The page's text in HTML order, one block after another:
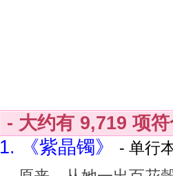
- 大约有 9,719 项
1. 《紫晶镯》
- 单行